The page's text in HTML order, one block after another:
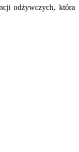
odżywczych, która